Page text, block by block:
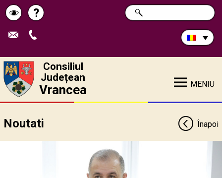
Schimbă
contrastul
Pagina
de
?
Caută
în
CAUTĂ
Consiliul
Județean
Vrancea MENIU
Noutati Înapoi